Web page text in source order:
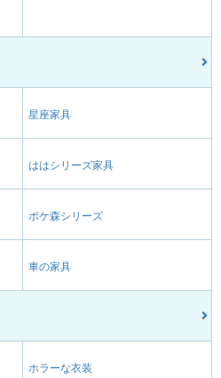
星座家具
ははシリーズ家具
ポケ森シリーズ
車の家具
ホラーな衣装